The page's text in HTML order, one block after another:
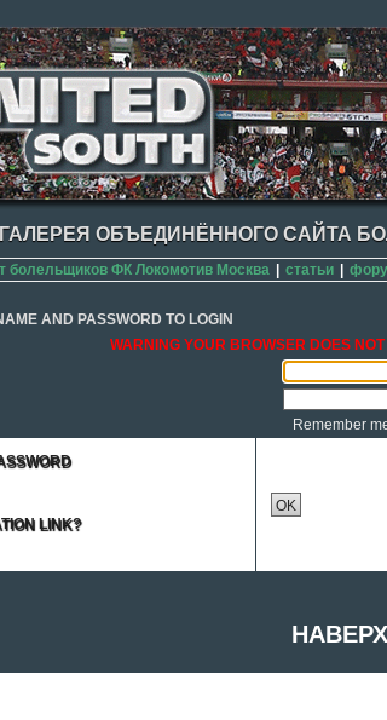
ОБЪЕДИНЁННОГО САЙТА
болельщиков ФК Локомотив Москва статьи
AND PASSWORD TO LOGIN
WARNING YOUR BROWSER DOES
Remember
LINK?
OK